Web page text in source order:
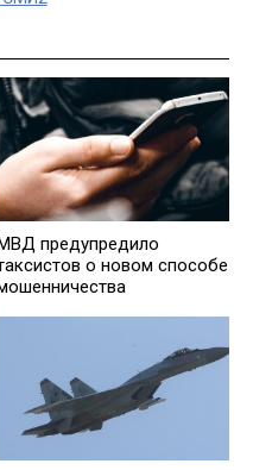
предупредило
о новом способе